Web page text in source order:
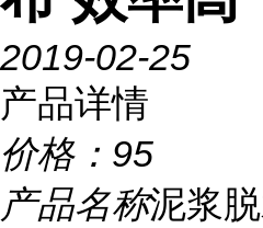
2019-02-25
产品详情
价格： 95
产品名称泥浆